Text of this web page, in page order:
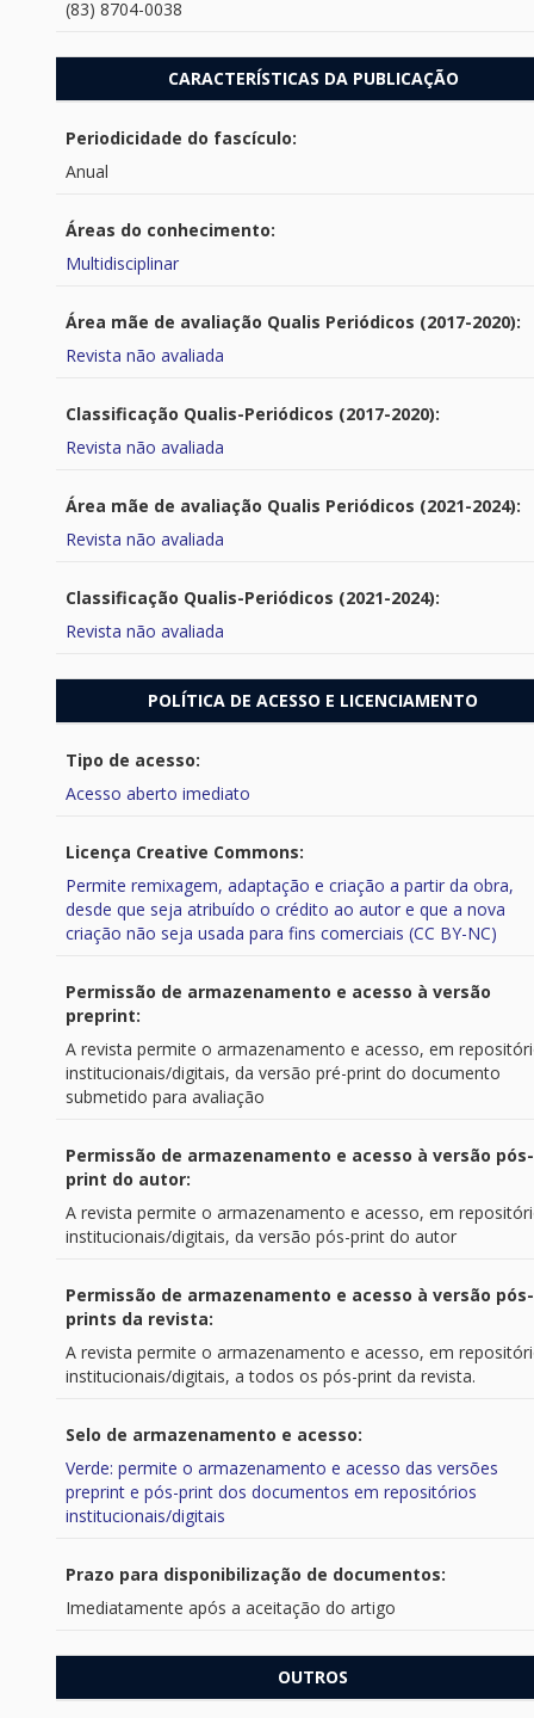
(83) 8704-0038
CARACTERÍSTICAS DA PUBLICAÇÃO
Periodicidade do fascículo:
Anual
Áreas do conhecimento:
Multidisciplinar
Área mãe de avaliação Qualis Periódicos (2017-2020):
Revista não avaliada
Classificação Qualis-Periódicos (2017-2020):
Revista não avaliada
Área mãe de avaliação Qualis Periódicos (2021-2024):
Revista não avaliada
Classificação Qualis-Periódicos (2021-2024):
Revista não avaliada
POLÍTICA DE ACESSO E LICENCIAMENTO
Tipo de acesso:
Acesso aberto imediato
Licença Creative Commons:
Permite remixagem, adaptação e criação a partir da obra,
desde que seja atribuído o crédito ao autor e que a nova
criação não seja usada para fins comerciais (CC BY-NC)
Permissão de armazenamento e acesso à versão
preprint:
A revista permite o armazenamento e acesso, em
institucionais/digitais, da versão pré-print do documento
submetido para avaliação
Permissão de armazenamento e acesso à versão pós-
print do autor:
A revista permite o armazenamento e acesso, em
institucionais/digitais, da versão pós-print do autor
Permissão de armazenamento e acesso à versão pós-
prints da revista:
A revista permite o armazenamento e acesso, em
institucionais/digitais, a todos os pós-print da revista.
Selo de armazenamento e acesso:
Verde: permite o armazenamento e acesso das versões
preprint e pós-print dos documentos em repositórios
institucionais/digitais
Prazo para disponibilização de documentos:
Imediatamente após a aceitação do artigo
OUTROS